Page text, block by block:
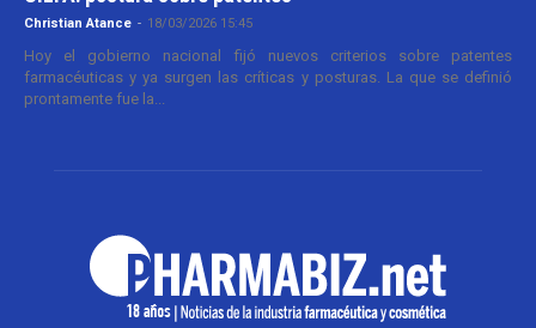
Christian Atance - 18/03/2026 15:45
Hoy el gobierno nacional fijó nuevos criterios sobre patentes
farmacéuticas y ya surgen las críticas y posturas. La que se definió
prontamente fue la...